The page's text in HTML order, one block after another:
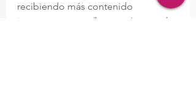
recibiendo más contenido
interesante, suscríbete y sé parte de